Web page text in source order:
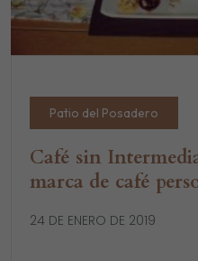
Patio del Posadero
Café sin
marca de café
24 DE ENERO DE 2019